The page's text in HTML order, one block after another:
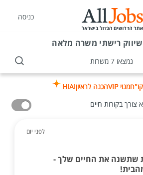
כניסה
שיווק רישתי משרה מלאה
נמצאו 7 משרות
מנוי VIP הכנה לראיוןHiAi
צורך בקורות חיים
לפני יום
שתשנה את החיים שלך -